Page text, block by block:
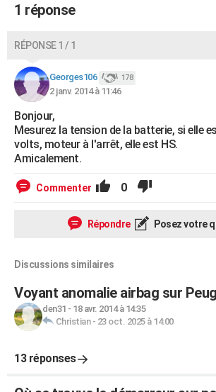
Dictionnaire
Biographies
Citations
Expressions
Proverbes
PROGRAMME TV
COPAINS D'AVANT
AVIS DE DÉCÈS
FORUM
Bricolage
Lifestyle
Culture
Sport
Auto
Television
Voyage
Cinema
1 réponse
RÉPONSE 1 / 1
Georges106 178
2 janv. 2014 à 11:46
Bonjour,
Mesurez la tension de la batterie, si elle
volts, moteur à l'arrêt, elle est HS.
Amicalement.
Commenter 0
Répondre Posez votre
Discussions similaires
Voyant anomalie airbag sur
den31 - 18 avr. 2014 à 14:35
Christian- 23 oct. 2025 à 14:00
13 réponses